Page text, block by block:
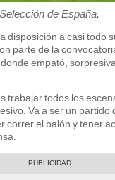
Selección de España.
disposición a casi todo
parte de la
empató,
trabajar todos los
Va a ser un
correr el balón y tener